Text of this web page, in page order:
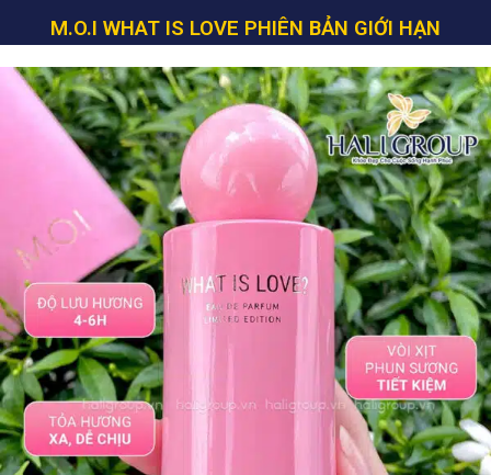
M.O.I WHAT IS LOVE PHIÊN BẢN GIỚI HẠN